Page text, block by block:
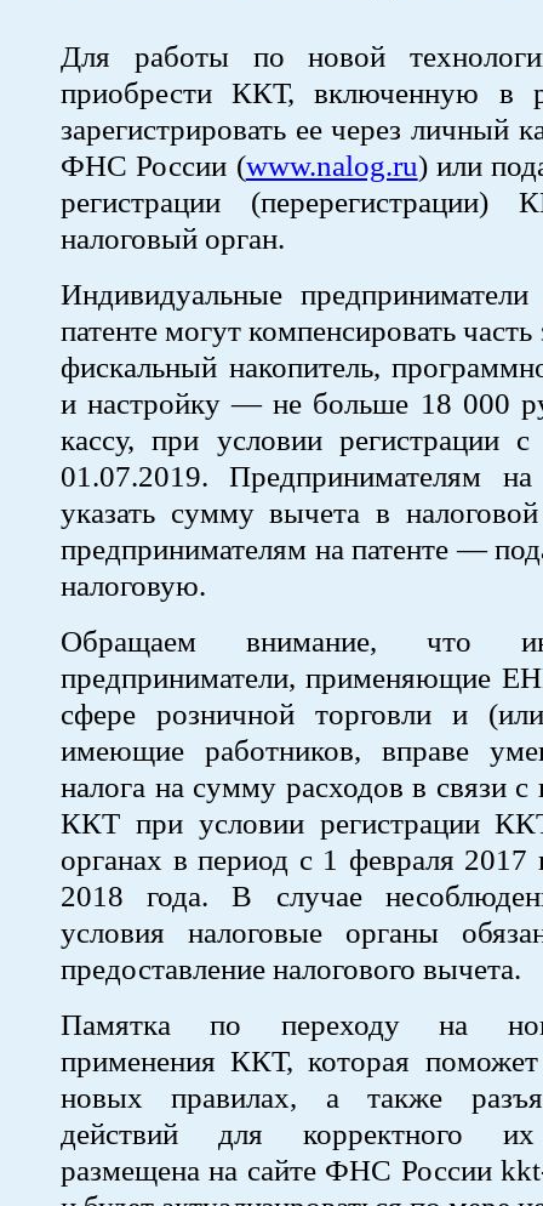
Для работы по новой
приобрести ККТ, включенную в
зарегистрировать ее через личный
ФНС России (www.nalog.ru) или
регистрации
налоговый орган.
Индивидуальные
патенте могут компенсировать часть
фискальный накопитель,
и настройку — не больше 18 000
кассу, при условии регистрации
01.07.2019. Предпринимателям
указать сумму вычета в
предпринимателям на патенте —
налоговую.
Обращаем внимание, что
предприниматели, применяющие
сфере розничной торговли и
имеющие работников, вправе
налога на сумму расходов в связи с
ККТ при условии регистрации
органах в период с 1 февраля
2018 года. В случае
условия налоговые органы
предоставление налогового вычета.
Памятка по переходу на
применения ККТ, которая поможет
новых правилах, а также
действий для корректного
размещена на сайте ФНС России